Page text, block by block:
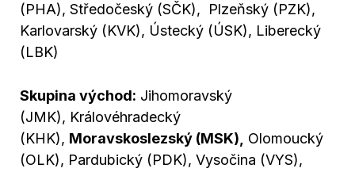
(PHA), Středočeský (SČK), Plzeňský (PZK),
Karlovarský (KVK), Ústecký (ÚSK), Liberecký
(LBK)
Skupina východ: Jihomoravský
(JMK), Královéhradecký
(KHK), Moravskoslezský (MSK),
Olomoucký
(OLK), Pardubický (PDK), Vysočina (VYS),